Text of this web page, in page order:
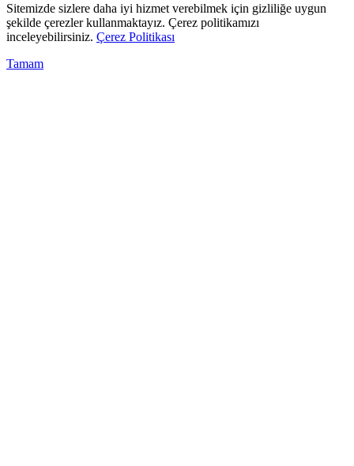
Sitemizde sizlere daha iyi hizmet verebilmek için gizliliğe uygun
şekilde çerezler kullanmaktayız. Çerez politikamızı
inceleyebilirsiniz. Çerez Politikası
Tamam